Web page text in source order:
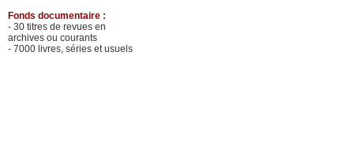
Fonds documentaire :
- 30 titres de revues en
archives ou courants
- 7000 livres, séries et usuels